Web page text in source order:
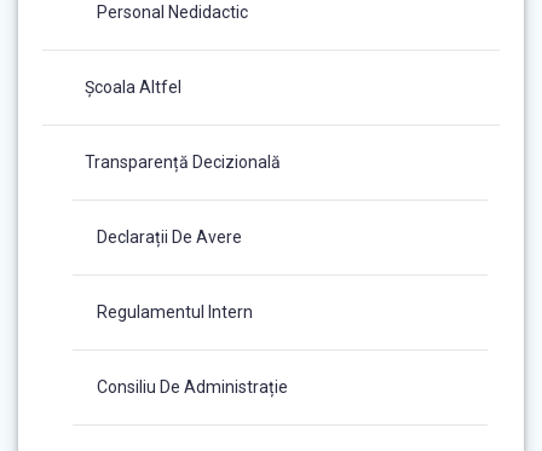
Personal Nedidactic
Școala Altfel
Transparență Decizională
Declarații De Avere
Regulamentul Intern
Consiliu De Administrație